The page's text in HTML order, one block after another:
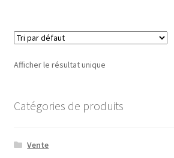
Afficher le résultat unique
Catégories de produits
Vente